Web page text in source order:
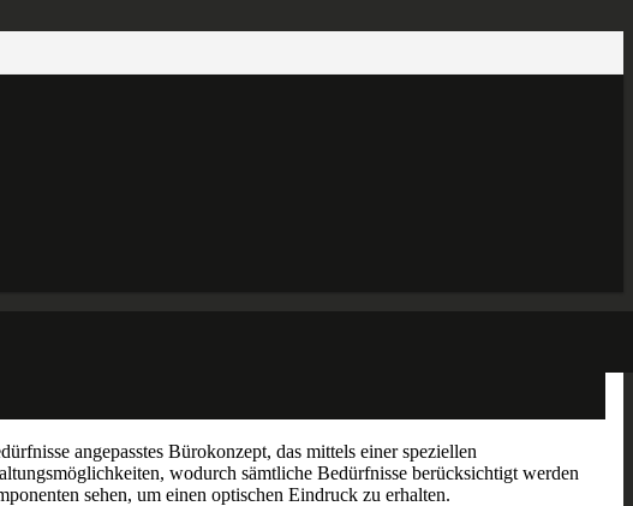
angepasstes Bürokonzept, das mittels einer speziellen
wodurch sämtliche Bedürfnisse berücksichtigt werden
sehen, um einen optischen Eindruck zu erhalten.